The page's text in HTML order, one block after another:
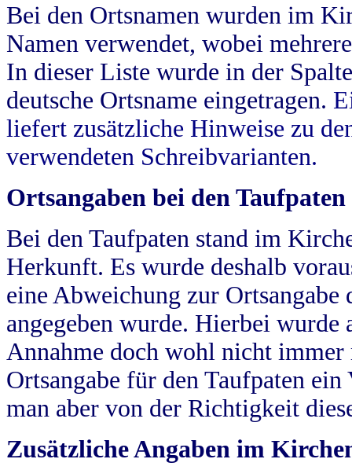
Bei den Ortsnamen wurden im
Namen verwendet, wobei
In dieser Liste wurde in der
deutsche Ortsname eingetragen.
liefert zusätzliche Hinweise zu
verwendeten Schreibvarianten.
Ortsangaben bei den Taufpaten
Bei den Taufpaten stand im
Herkunft. Es wurde deshalb
eine Abweichung zur
angegeben wurde. Hierbei wurde
Annahme doch wohl nicht
Ortsangabe für den Taufpaten
man aber von der Richtigkeit
Zusätzliche Angaben im